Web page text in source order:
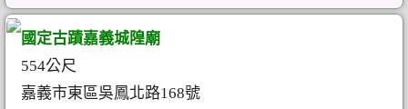
國定古蹟嘉義城隍廟
554公尺
嘉義市東區吳鳳北路168號